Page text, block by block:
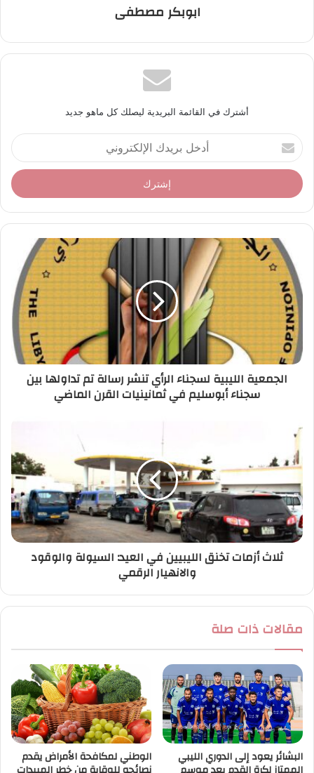
ابوبكر مصطفى
أشترك في القائمة البريدية ليصلك كل ماهو جديد
أ
د
خ
ل
ر
ل
ك
ت
ر
الجمعية الليبية لسجناء الرأي تنشر رسالة تم تداولها بين
سجناء أبوسليم في ثمانينيات القرن الماضي
ثلاث أزمات تخنق الليبيين في العيد: السيولة والوقود
والانهيار الرقمي
مقالات ذات صلة
البشائر يعود إلى الدوري الليبي الوطني لمكافحة الأمراض يقدم